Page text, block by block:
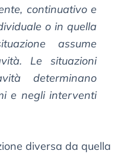
continuativo e
o in quella
assume
Le situazioni
determinano
e negli interventi
diversa da quella